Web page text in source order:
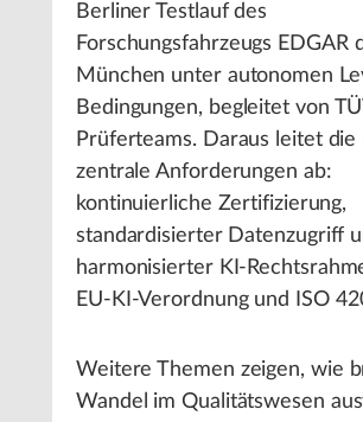
Berliner Testlauf des
Forschungsfahrzeugs EDGAR
München unter autonomen
Bedingungen, begleitet von
Prüferteams. Daraus leitet die
zentrale Anforderungen ab:
kontinuierliche Zertifizierung,
standardisierter Datenzugriff
harmonisierter KI-
EU-KI-Verordnung und ISO
Weitere Themen zeigen, wie
Wandel im Qualitätswesen